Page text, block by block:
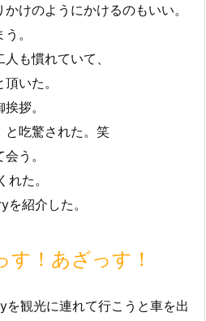
けのようにかけるのもいい。
。
も慣れていて、
いた。
拶。
と吃驚された。笑
う。
た。
紹介した。
！あざっす！
観光に連れて行こうと車を出